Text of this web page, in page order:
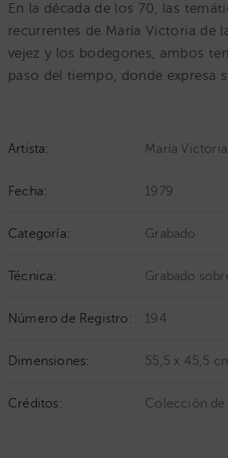
En la década de los 70, las
recurrentes de María Victoria de
vejez y los bodegones, ambos
paso del tiempo, donde expresa
Artista: María
Fecha: 1979
Categoría: Grabado
Técnica: Grabado
Número de Registro: 194
Dimensiones: 55,5 x 45,5
Créditos: Colección de